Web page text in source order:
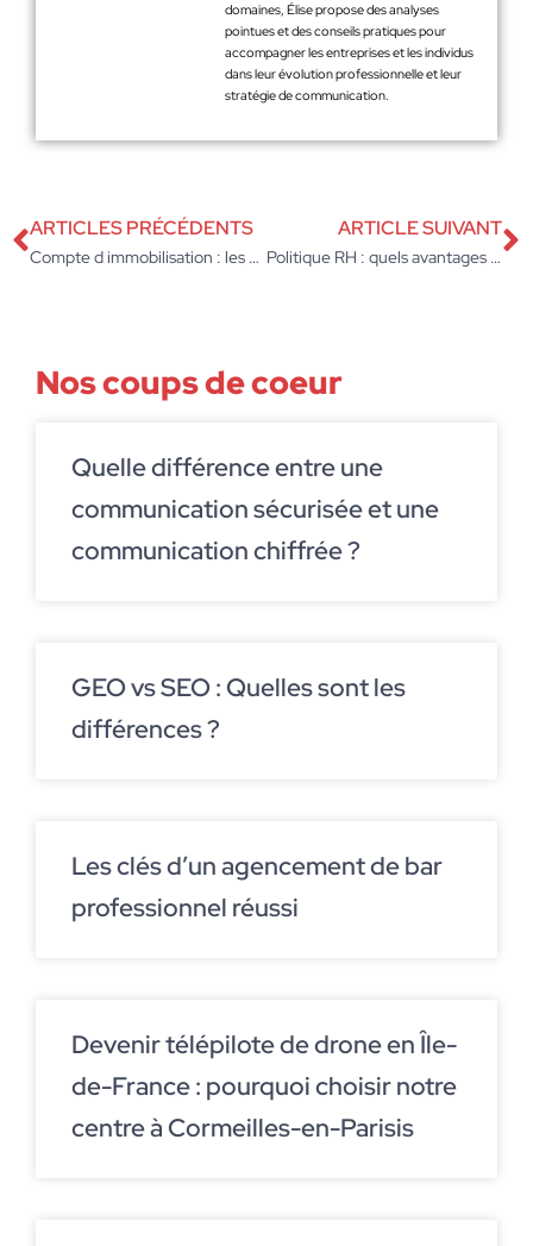
domaines, Élise propose des analyses
pointues et des conseils pratiques pour
accompagner les entreprises et les individus
dans leur évolution professionnelle et leur
stratégie de communication.
ARTICLES PRÉCÉDENTS
Compte d immobilisation : les 5 étapes pour réussir ses écritures comptables
ARTICLE SUIVANT
Politique RH : quels avantages proposer aux salariés en 2026 ?
Nos coups de coeur
Quelle différence entre une
communication sécurisée et une
communication chiffrée ?
GEO vs SEO : Quelles sont les
différences ?
Les clés d’un agencement de bar
professionnel réussi
Devenir télépilote de drone en Île-
de-France : pourquoi choisir notre
centre à Cormeilles-en-Parisis